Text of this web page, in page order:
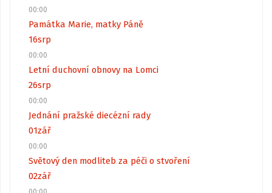
00:00
Památka Marie, matky Páně
16srp
00:00
Letní duchovní obnovy na Lomci
26srp
00:00
Jednání pražské diecézní rady
01zář
00:00
Světový den modliteb za péči o stvoření
02zář